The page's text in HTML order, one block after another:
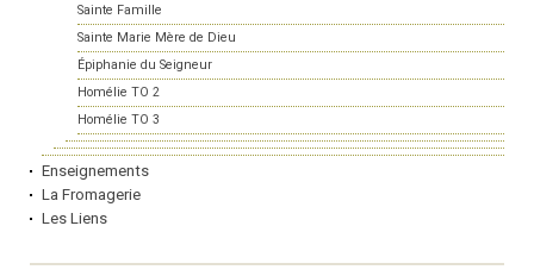
Sainte Famille
Sainte Marie Mère de Dieu
Épiphanie du Seigneur
Homélie TO 2
Homélie TO 3
Enseignements
La Fromagerie
Les Liens